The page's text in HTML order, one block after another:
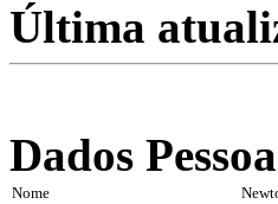
Última
Dados
Nome